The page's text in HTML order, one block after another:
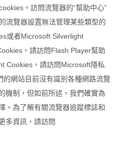
。訪問流覽器的“幫助中心”
流覽器設置無法管理某些類型的
或者Microsoft Silverlight
，請訪問Flash Player幫助
Cookies，請訪問Microsoft隱私
網站目前沒有識別各種網路流覽
機制，但如前所述，我們確實為
。為了解有關流覽器追蹤標誌和
多資訊，請訪問